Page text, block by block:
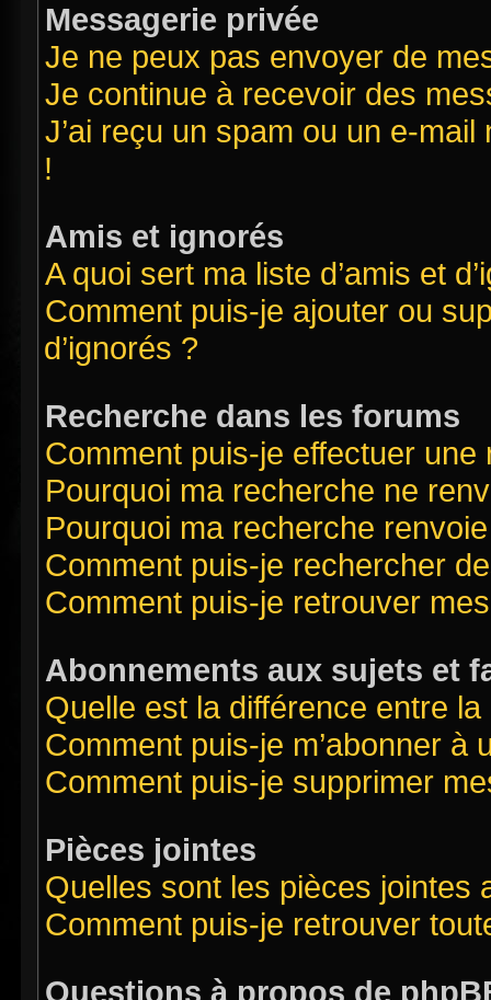
Messagerie privée
Je ne peux pas envoyer de
Je continue à recevoir des
J’ai reçu un spam ou un e-
!
Amis et ignorés
A quoi sert ma liste d’amis et
Comment puis-je ajouter ou
d’ignorés ?
Recherche dans les forums
Comment puis-je effectuer
Pourquoi ma recherche ne
Pourquoi ma recherche
Comment puis-je rechercher
Comment puis-je retrouver
Abonnements aux sujets et
Quelle est la différence entre
Comment puis-je m’abonner
Comment puis-je supprimer
Pièces jointes
Quelles sont les pièces jointes
Comment puis-je retrouver
Questions à propos de